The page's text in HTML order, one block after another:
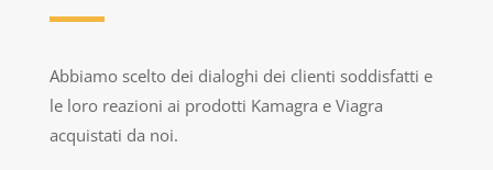
Abbiamo scelto dei dialoghi dei clienti soddisfatti e
le loro reazioni ai prodotti Kamagra e Viagra
acquistati da noi.